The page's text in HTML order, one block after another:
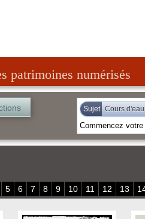
patrimoines numérisés
Sujet Cours d'eau
5 6 7 8 9 10 11 12 13